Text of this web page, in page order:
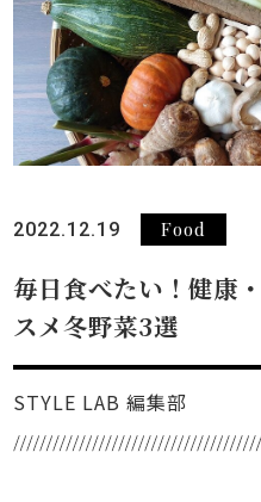
2022.12.19 Food
毎日食べたい！健康
スメ冬野菜3選
STYLE LAB 編集部